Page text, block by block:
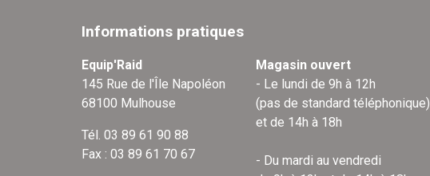
Informations pratiques
Equip'Raid
145 Rue de l'Île Napoléon
68100 Mulhouse
Tél. 03 89 61 90 88
Fax : 03 89 61 70 67
Magasin ouvert
- Le lundi de 9h à 12h
(pas de standard téléphonique)
et de 14h à 18h
- Du mardi au vendredi